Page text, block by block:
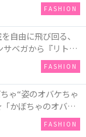
FASHION
自由に飛び回る、
ベガから『リトル
サリーイヤー』を
FASHION
ゃ“姿のオバケちゃ
かぼちゃのオバケ
pot CAFE.では
ト」も登場
FASHION